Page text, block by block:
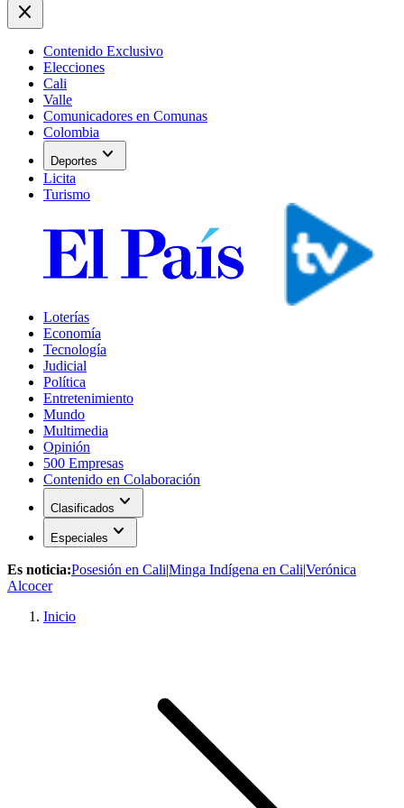
close
Contenido Exclusivo
Elecciones
Cali
Valle
Comunicadores en Comunas
Colombia
Deportes expand_more
Licita
Turismo
Loterías
Economía
Tecnología
Judicial
Política
Entretenimiento
Mundo
Multimedia
Opinión
500 Empresas
Contenido en Colaboración
Clasificados expand_more
Especiales expand_more
Es noticia:Posesión en Cali|Minga Indígena en Cali|Verónica
Alcocer
Inicio